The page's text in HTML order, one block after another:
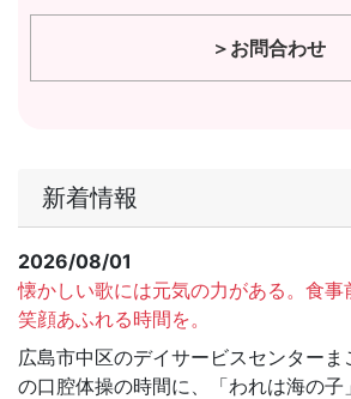
＞お問合わせ
新着情報
2026/08/01
懐かしい歌には元気の力がある。食
笑顔あふれる時間を。
広島市中区のデイサービスセンター
の口腔体操の時間に、「われは海の子